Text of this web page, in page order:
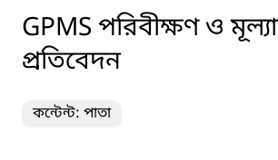
GPMS পরিবীক্ষণ ও
প্রতিবেদন
কন্টেন্ট: পাতা